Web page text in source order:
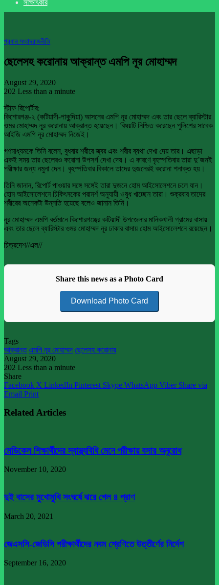
সাক্ষাৎকার
প্রধান সংবাদরাজনীতি
ছেলেসহ করোনায় আক্রান্ত এমপি নূর মোহাম্মদ
August 29, 2020
202 Less than a minute
স্টাফ রিপোর্টার:
কিশোরগঞ্জ-২ (কটিয়াদী-পাকুন্দিয়া) আসনের এমপি নূর মোহাম্মদ এবং তার ছেলে ব্যারিস্টার
ওমর মোহাম্মদ নূর করোনায় আক্রান্ত হয়েছেন। বিষয়টি নিশ্চিত করেছেন পুলিশের সাবেক
আইজি এমপি নূর মোহাম্মদ নিজেই।
গণমাধ্যমকে তিনি বলেন, বুধবার শরীরে জ্বর এবং শরীর ব্যথা দেখা দেয় তার। এছাড়া
একই সময় তার ছেলেরও করোনা উপসর্গ দেখা দেয়। এ কারণে বৃহস্পতিবার তারা দু’জনই
পরীক্ষার জন্য নমুনা দেন। বৃহস্পতিবার বিকালে তাদের দুজনেরই করোনা শনাক্ত হয়।
তিনি জানান, রিপোর্ট পাওয়ার সঙ্গে সঙ্গেই তারা দুজনে হোম আইসোলেশনে চলে যান।
হোম আইসোলেশনে চিকিৎসকের পরামর্শ অনুযায়ী ওষুধ খাচ্ছেন তারা। শুক্রবার তাদের
শরীরের অনেকটা উন্নতি হয়েছে বলেও জানান তিনি।
নূর মোহাম্মদ এমপি বর্তমানে কিশোরগঞ্জের কটিয়াদী উপজেলার মানিকখালী গ্রামের বাসায়
এবং তার ছেলে ব্যারিস্টার ওমর মোহাম্মদ নূর ঢাকার বাসায় হোম আইসোলেশনে রয়েছেন।
চিত্রদেশ//এল//
Share this news as a Photo Card
Download Photo Card
Tags
আক্রান্ত এমপি নূর মোহাম্মদ ছেলেসহ করোনায়
August 29, 2020
202 Less than a minute
Share
Facebook X LinkedIn Pinterest Skype WhatsApp Viber Share via
Email Print
Related Articles
মেডিকেল শিক্ষার্থীদের স্বাস্থ্যবিধি মেনে পরীক্ষায় বসার অনুরোধ
November 10, 2020
দুই বাসের মুখোমুখি সংঘর্ষে ঝরে গেল ৪ প্রাণ
March 20, 2021
জেএসসি-জেডিসি পরীক্ষার্থীদের নবম শ্রেণিতে উত্তীর্ণের নির্দেশ
September 16, 2020